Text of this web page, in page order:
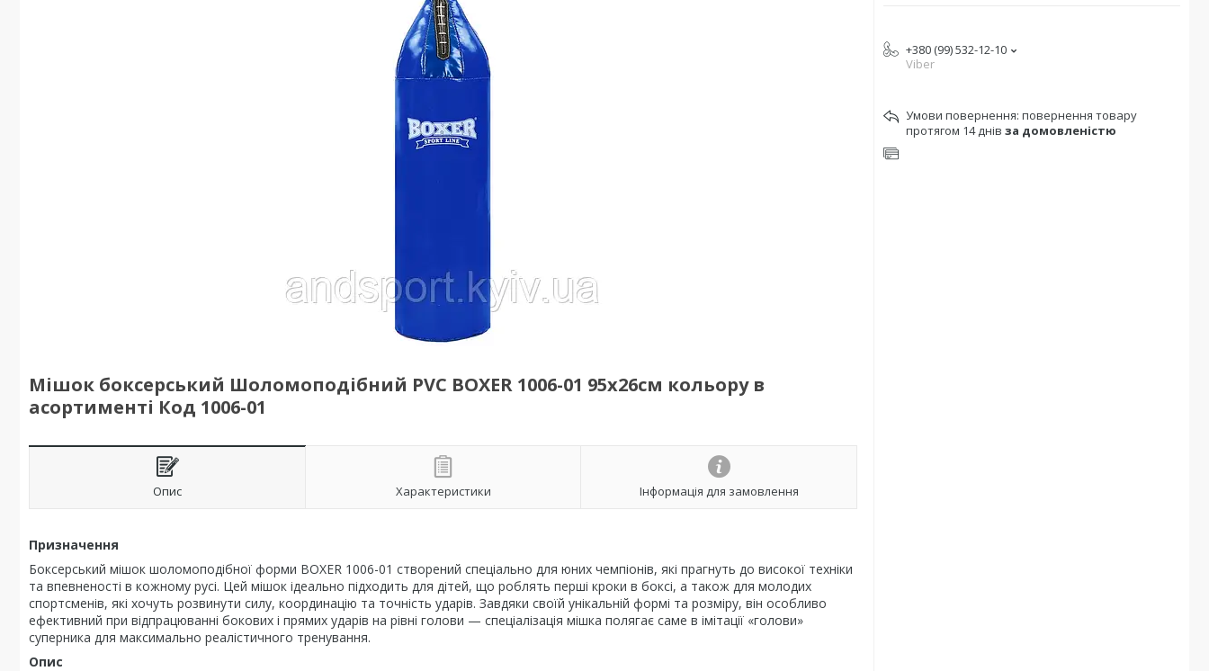
Мішок боксерський Шоломоподібний PVC BOXER 1006-01 95х26см кольору в
асортименті Код 1006-01
Опис Характеристики Інформація для замовлення
Призначення
Боксерський мішок шоломоподібної форми BOXER 1006-01 створений спеціально для юних чемпіонів, які прагнуть до високої техніки
та впевненості в кожному русі. Цей мішок ідеально підходить для дітей, що роблять перші кроки в боксі, а також для молодих
спортсменів, які хочуть розвинути силу, координацію та точність ударів. Завдяки своїй унікальній формі та розміру, він особливо
ефективний при відпрацюванні бокових і прямих ударів на рівні голови — спеціалізація мішка полягає саме в імітації «голови»
суперника для максимально реалістичного тренування.
Опис
+380 (99) 532-12-10
Viber
повернення товару
протягом 14 днів за домовленістю